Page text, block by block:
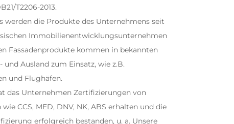
T2206-2013.
werden die Produkte des Unternehmens seit
Immobilienentwicklungsunternehmen
Fassadenprodukte kommen in bekannten
Ausland zum Einsatz, wie z.B.
und Flughäfen.
das Unternehmen Zertifizierungen von
CCS, MED, DNV, NK, ABS erhalten und die
erfolgreich bestanden, u. a. Unsere